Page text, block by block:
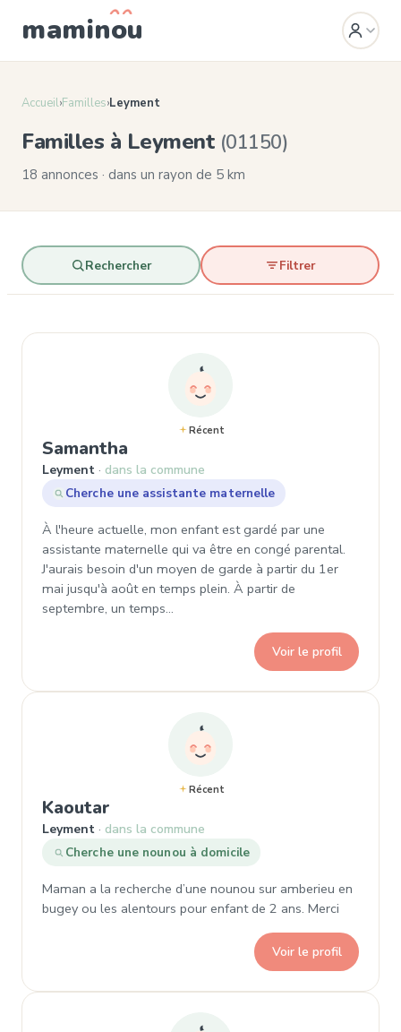
maminou
Accueil›Familles›Leyment
Familles à Leyment (01150)
18 annonces · dans un rayon de 5 km
Rechercher Filtrer
Récent
Samantha
Leyment dans la commune
Cherche une assistante maternelle
À l'heure actuelle, mon enfant est gardé par une
assistante maternelle qui va être en congé parental.
J'aurais besoin d'un moyen de garde à partir du 1er
mai jusqu'à août en temps plein. À partir de
septembre, un temps…
Voir le profil
Récent
Kaoutar
Leyment dans la commune
Cherche une nounou à domicile
Maman a la recherche d’une nounou sur amberieu en
bugey ou les alentours pour enfant de 2 ans. Merci
Voir le profil